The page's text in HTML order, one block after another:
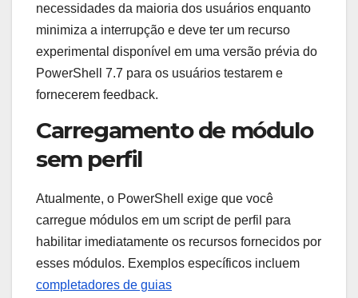
necessidades da maioria dos usuários enquanto
minimiza a interrupção e deve ter um recurso
experimental disponível em uma versão prévia do
PowerShell 7.7 para os usuários testarem e
fornecerem feedback.
Carregamento de módulo
sem perfil
Atualmente, o PowerShell exige que você
carregue módulos em um script de perfil para
habilitar imediatamente os recursos fornecidos por
esses módulos. Exemplos específicos incluem
completadores de guias